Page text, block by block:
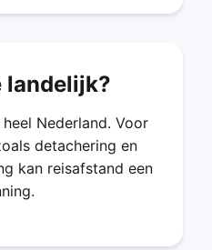
landelijk?
Nederland. Voor
detachering en
kan reisafstand een